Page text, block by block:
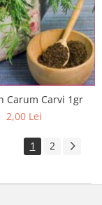
Carum Carvi 1gr
2,00 Lei
1 2